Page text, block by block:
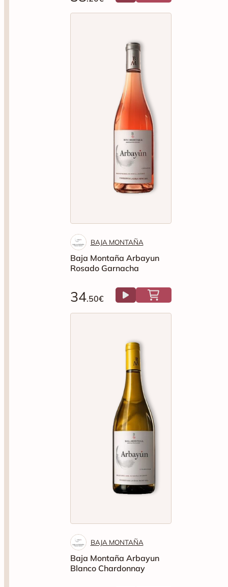
BAJA MONTAÑA
Baja Montaña Arbayun
Rosado Garnacha
34.50€
BAJA MONTAÑA
Baja Montaña Arbayun
Blanco Chardonnay